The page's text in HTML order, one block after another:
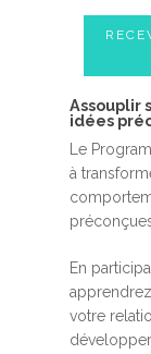
Assouplir
idées
Le
à
En
votre